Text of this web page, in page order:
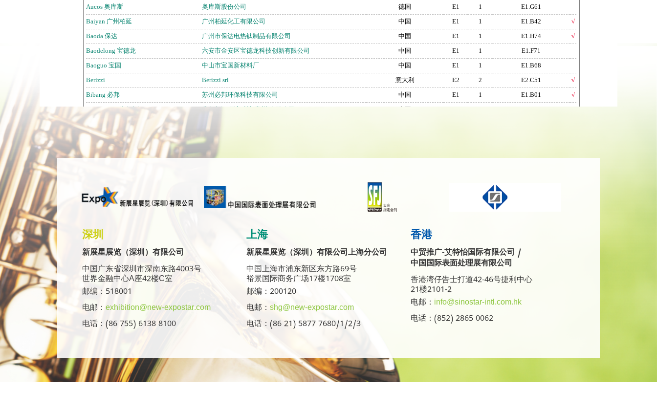
深圳
新展星展览（深圳）有限公司
中国广东省深圳市深南东路4003号
世界金融中心A座42楼C室
邮编：518001
电邮： exhibition@new-expostar.com
电话：(86 755) 6138 8100
上海
新展星展览（深圳）有限公司上海分公司
中国上海市浦东新区东方路69号
裕景国际商务广场17楼1708室
邮编：200120
电邮： shg@new-expostar.com
电话：(86 21) 5877 7680/1/2/3
香港
中贸推广-艾特怡国际有限公司 /
中国国际表面处理展有限公司
香港湾仔告士打道42-46号捷利中心
21楼2101-2
电邮： info@sinostar-intl.com.hk
电话：(852) 2865 0062